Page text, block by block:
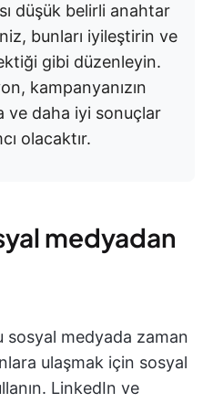
düşük belirli anahtar
bunları iyileştirin ve
gibi düzenleyin.
kampanyanızın
ve daha iyi sonuçlar
olacaktır.
medyadan
sosyal medyada zaman
ulaşmak için sosyal
LinkedIn ve